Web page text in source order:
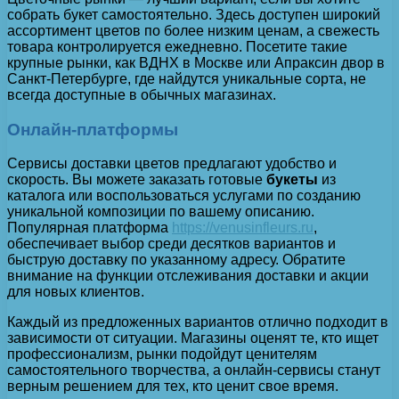
собрать букет самостоятельно. Здесь доступен широкий
ассортимент цветов по более низким ценам, а свежесть
товара контролируется ежедневно. Посетите такие
крупные рынки, как ВДНХ в Москве или Апраксин двор в
Санкт-Петербурге, где найдутся уникальные сорта, не
всегда доступные в обычных магазинах.
Онлайн-платформы
Сервисы доставки цветов предлагают удобство и
скорость. Вы можете заказать готовые букеты из
каталога или воспользоваться услугами по созданию
уникальной композиции по вашему описанию.
Популярная платформа https://venusinfleurs.ru,
обеспечивает выбор среди десятков вариантов и
быструю доставку по указанному адресу. Обратите
внимание на функции отслеживания доставки и акции
для новых клиентов.
Каждый из предложенных вариантов отлично подходит в
зависимости от ситуации. Магазины оценят те, кто ищет
профессионализм, рынки подойдут ценителям
самостоятельного творчества, а онлайн-сервисы станут
верным решением для тех, кто ценит свое время.